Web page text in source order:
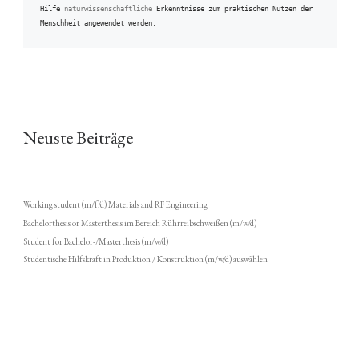
Hilfe naturwissenschaftliche Erkenntnisse zum praktischen Nutzen der
Menschheit angewendet werden.
Neuste Beiträge
Working student (m/f/d) Materials and RF Engineering
Bachelorthesis or Masterthesis im Bereich Rührreibschweißen (m/w/d)
Student for Bachelor-/Masterthesis (m/w/d)
Studentische Hilfskraft in Produktion / Konstruktion (m/w/d) auswählen